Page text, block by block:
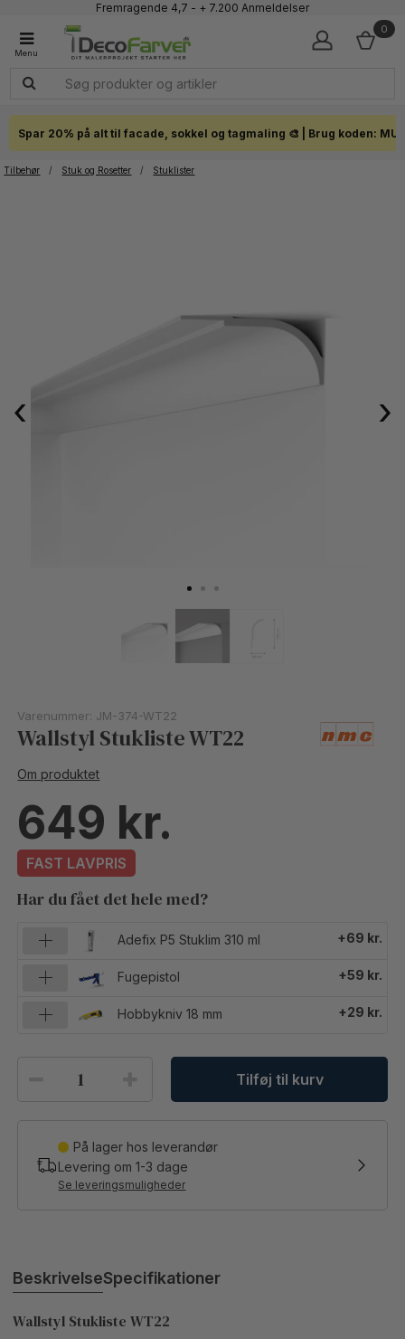
Fremragende 4,7 - + 7.200 Anmeldelser
1-3 dages levering
Click & Collect i hele landet
0
Spar 20% på alt til facade, sokkel og tagmaling 🎨 | Brug koden:
Tilbehør / Stuk og Rosetter / Stuklister
‹ ›
Varenummer: JM-374-WT22
Wallstyl Stukliste WT22
Om produktet
649
FAST LAVPRIS
Har du fået det hele med?
Adefix P5 Stuklim 310 ml +69 kr.
Fugepistol +59 kr.
Hobbykniv 18 mm +29 kr.
Tilføj til kurv
På lager hos leverandør
Levering om1-3 dage
Se leveringsmuligheder
BeskrivelseSpecifikationer
Wallstyl Stukliste WT22